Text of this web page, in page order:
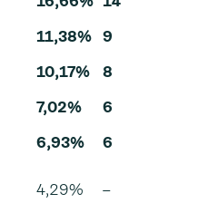
11,38% 9
10,17%
8
7,02%
6
6,93% 6
4,29% –